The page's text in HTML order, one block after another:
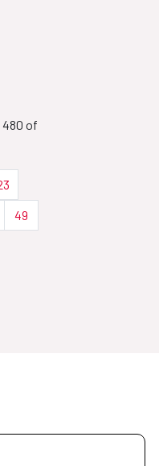
480 of
Pages Use TAB to
Page
Pages Use TAB
Page
49